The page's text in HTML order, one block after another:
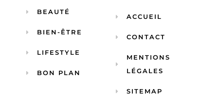
BEAUTÉ
BIEN-ÊTRE
LIFESTYLE
BON PLAN
ACCUEIL
CONTACT
MENTIONS
LÉGALES
SITEMAP